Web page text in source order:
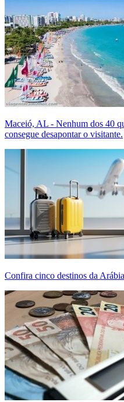
Maceió, AL - Nenhum dos 40
consegue desapontar o visitante.
Confira cinco destinos da